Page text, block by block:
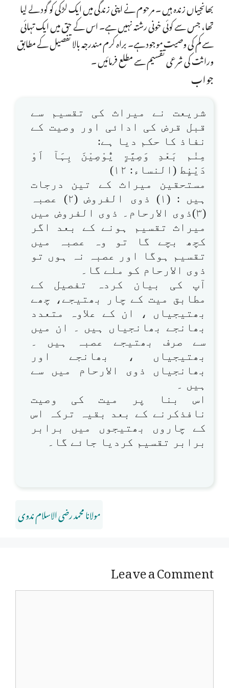
بھانجیاں زندہ ہیں ۔ مرحوم نے اپنی زندگی میں ایک لڑکی کو گود لے لیا
تھا، جس سے کوئی خونی رشتہ نہیں ہے۔ اس کے حق میں ایک تہائی
سے کم کی وصیت موجود ہے۔ براہ کرم مندرجہ بالا تفصیل کے مطابق
وراثت کی شرعی تقسیم سے مطلع فرمائیں ۔
جواب
شریعت نے میراث کی تقسیم سے
قبل قرض کی ادائی اور وصیت کے
نفاذ کا حکم دیا ہے:
مِنْم بَعْدِ وَصِیَّۃٍ یُّوْصِیْنَ بِہَآ اَوْ
دَیْْنٍط (النساء: ۱۲)
مستحقین میراث کے تین درجات
ہیں : (۱) ذوی الفروض (۲) عصبہ
(۳)ذوی الارحام۔ ذوی الفروض میں
میراث تقسیم ہونے کے بعد اگر
کچھ بچے گا تو وہ عصبہ میں
تقسیم ہوگا اور عصبہ نہ ہوں تو
ذوی الارحام کو ملے گا۔
آپ کی بیان کردہ تفصیل کے
مطابق میت کے چار بھتیجے، چھے
بھتیجیاں ، ان کے علاوہ متعدد
بھانجے بھانجیاں ہیں ۔ ان میں
سے صرف بھتیجے عصبہ ہیں ۔
بھتیجیاں ، بھانجے اور
بھانجیاں ذوی الارحام میں سے
ہیں ۔
اس بنا پر میت کی وصیت
نافذکرنے کے بعد بقیہ ترکہ اس
کے چاروں بھتیجوں میں برابر
برابر تقسیم کردیا جائے گا۔
مولانا محمد رضی الاسلام ندوی
Leave a Comment